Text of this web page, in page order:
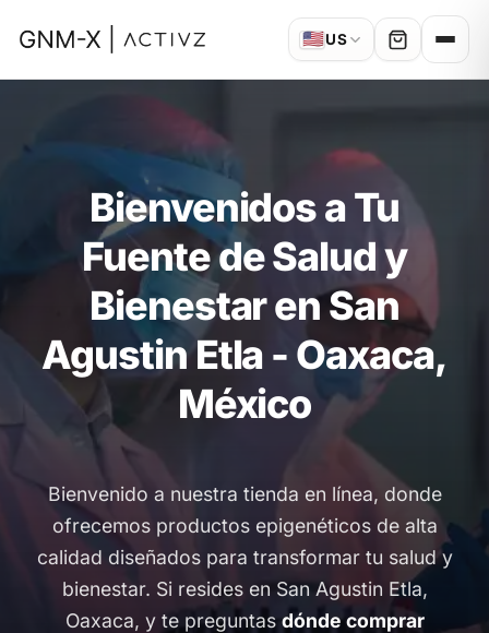
🇺🇸US
Bienvenidos a Tu
Fuente de Salud y
Bienestar en San
Agustin Etla - Oaxaca,
México
Bienvenido a nuestra tienda en línea, donde
ofrecemos productos epigenéticos de alta
calidad diseñados para transformar tu salud y
bienestar. Si resides en San Agustin Etla,
Oaxaca, y te preguntasdónde comprar